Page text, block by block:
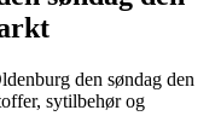
den søndag den
sytilbehør og